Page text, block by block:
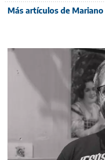
Más artículos de